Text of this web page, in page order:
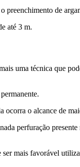
preenchimento de
até 3 m.
uma técnica que
o alcance de
perfuração
mais favorável